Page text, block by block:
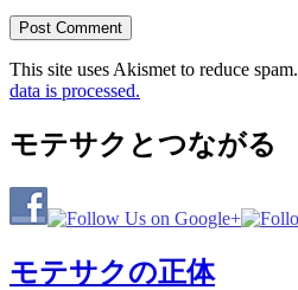
This site uses Akismet to reduce spam.
data is processed.
モテサクとつながる
モテサクの正体